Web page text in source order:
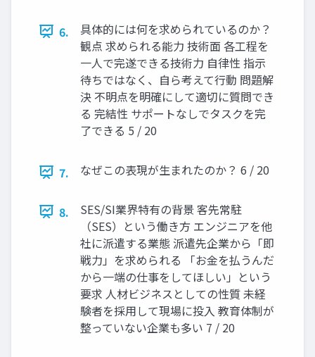
6.
具体的には何を求められているのか？
観点 求められる能力 技術面 各工程を
一人で完遂できる技術力 自律性 指示
待ちではなく、自ら考えて行動 問題解
決 不明点を明確にして適切に質問でき
る 完結性 サポートなしでタスクを完
了できる 5 / 20
7. なぜこの表現が生まれたのか？ 6 / 20
8.
SES/SI業界特有の背景 客先常駐
（SES）という働き方 エンジニアを他
社に派遣する業態 派遣先企業から「即
戦力」を求められる 「お金を払うんだ
から一端の仕事をしてほしい」という
要求 人材ビジネスとしての性質 未経
験者を採用して現場に投入 教育体制が
整っていない企業も多い 7 / 20